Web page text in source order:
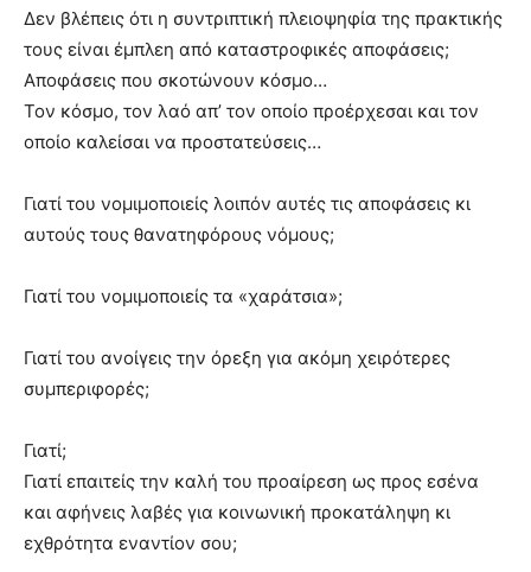
Δεν βλέπεις ότι η συντριπτική πλειοψηφία της πρακτικής
τους είναι έμπλεη από καταστροφικές αποφάσεις;
Αποφάσεις που σκοτώνουν κόσμο…
Τον κόσμο, τον λαό απ’ τον οποίο προέρχεσαι και τον
οποίο καλείσαι να προστατεύσεις…
Γιατί του νομιμοποιείς λοιπόν αυτές τις αποφάσεις κι
αυτούς τους θανατηφόρους νόμους;
Γιατί του νομιμοποιείς τα «χαράτσια»;
Γιατί του ανοίγεις την όρεξη για ακόμη χειρότερες
συμπεριφορές;
Γιατί;
Γιατί επαιτείς την καλή του προαίρεση ως προς εσένα
και αφήνεις λαβές για κοινωνική προκατάληψη κι
εχθρότητα εναντίον σου;